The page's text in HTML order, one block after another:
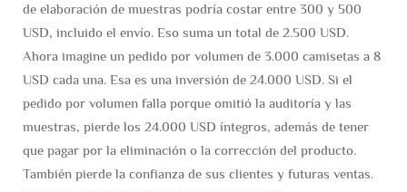
de elaboración de muestras podría costar entre 300 y 500
USD, incluido el envío. Eso suma un total de 2.500 USD.
Ahora imagine un pedido por volumen de 3.000 camisetas a 8
USD cada una. Esa es una inversión de 24.000 USD. Si el
pedido por volumen falla porque omitió la auditoría y las
muestras, pierde los 24.000 USD íntegros, además de tener
que pagar por la eliminación o la corrección del producto.
También pierde la confianza de sus clientes y futuras ventas.